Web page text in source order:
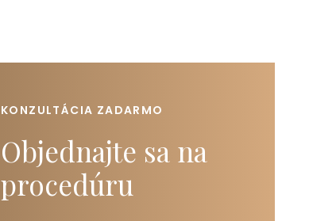
KONZULTÁCIA ZADARMO
Objednajte sa na
procedúru